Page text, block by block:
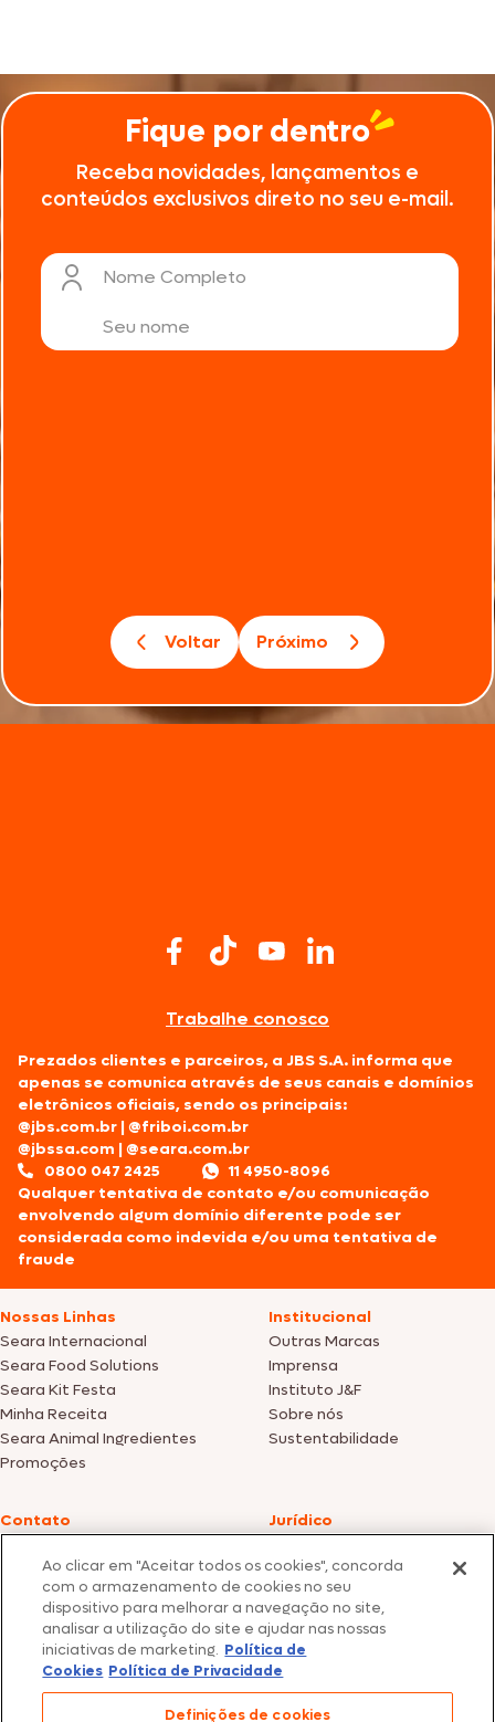
Fique por dentro
Receba novidades, lançamentos e
conteúdos exclusivos direto no seu e-mail.
Nome Completo
Voltar Próximo
Trabalhe conosco
Prezados clientes e parceiros, a JBS S.A. informa que
apenas se comunica através de seus canais e domínios
eletrônicos oficiais, sendo os principais:
@jbs.com.br |@friboi.com.br
@jbssa.com |@seara.com.br
0800 047 2425
11 4950-8096
Qualquer tentativa de contato e/ou comunicação
envolvendo algum domínio diferente pode ser
considerada como indevida e/ou uma tentativa de
fraude
Nossas Linhas
Seara Internacional
Seara Food Solutions
Seara Kit Festa
Minha Receita
Seara Animal Ingredientes
Promoções
Institucional
Outras Marcas
Imprensa
Instituto J&F
Sobre nós
Sustentabilidade
Contato
SAC: +55 0800 047 2425
Jurídico
Política de privacidade
Fotos meramente ilustrativas | Ofertas válidas enquanto durarem os
estoques dos nossos parceiros | Vendas sujeitas a análise e confirmação
de dados.
Os preços, promoções e condições de pagamento são válidos
exclusivamente para compras efetuadas em nossos parceiros.
Todos os produtos estão sujeitos a disponibilidade de estoque.
Ao clicar em "Aceitar todos os cookies", concorda
com o armazenamento de cookies no seu
dispositivo para melhorar a navegação no site,
analisar a utilização do site e ajudar nas nossas
iniciativas de marketing. Política de
Cookies Política de Privacidade
Definições de cookies